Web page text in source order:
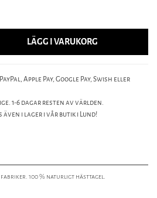
LÄGG I VARUKORG
Apple Pay, Google Pay, Swish eller
1-6 dagar resten av världen.
i lager i vår butik i Lund!
fabriker. 100 % naturligt hästtagel.